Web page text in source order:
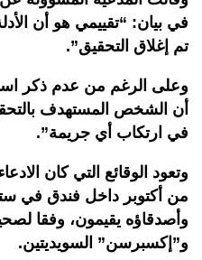
في بيان: “تقييمي هو أن
تم إغلاق التحقيق”.
وعلى الرغم من عدم ذكر
أن الشخص المستهدف
في ارتكاب أي جريمة”.
وتعود الوقائع التي كان
من أكتوبر داخل فندق في
وأصدقاؤه يقيمون، وفقا
و”إكسبرسن” السويديتين.